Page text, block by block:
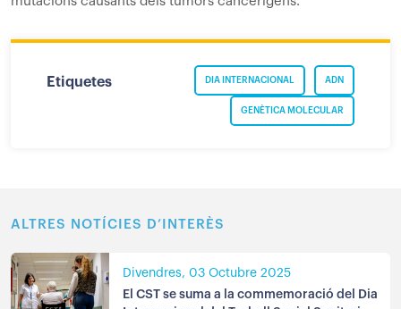
Etiquetes ADN
DIA INTERNACIONAL
GENÈTICA MOLECULAR
ALTRES NOTÍCIES D’INTERÈS
Divendres, 03 Octubre 2025
El CST se suma a la commemoració del Dia